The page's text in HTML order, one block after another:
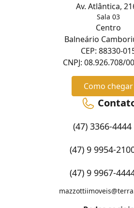
Av. Atlântica,
Sala 03
Centro
Balneário
CEP: 88330-
CNPJ: 08.926.708/
Como chegar
(47) 3366-4444
(47) 9 9954-
(47) 9 9967-